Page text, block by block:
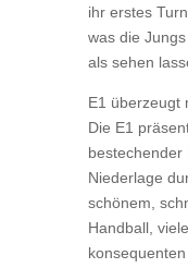
ihr erstes
was die
als sehen
E1 überzeugt
Die E1
bestechender
Niederlage
schönem,
Handball,
Termine
Intern